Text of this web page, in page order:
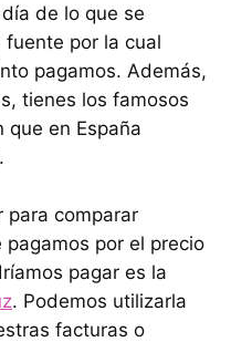
de lo que se
fuente por la cual
pagamos. Además,
tienes los famosos
en España
para comparar
por el precio
pagar es la
. Podemos utilizarla
facturas o